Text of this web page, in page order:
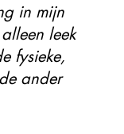
in mijn
leek
fysieke,
ander